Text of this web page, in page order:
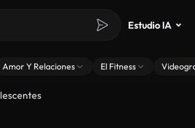
Estudio IA
Amor Y Relaciones El Fitness